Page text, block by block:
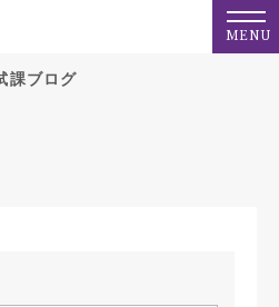
MENU
課ブログ